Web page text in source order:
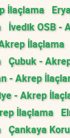
İlaçlama
İvedik OSB -
İlaçlama
Çubuk -
- Akrep
- Akrep
İlaçlama
Çankaya